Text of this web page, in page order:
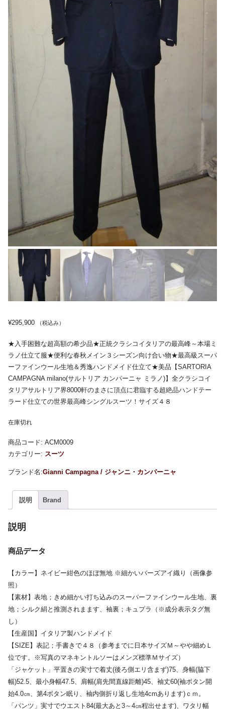
¥295,900 （税込み）
★入手困難な超高額の希少品★正統クラシコイタリアの最高峰～本場ミ
ラノ仕立て服★便利な春秋メイン３シーズン向け合い物★最高級スーパ
ーファインウール生地＆秀逸ハンドメイド仕立て★美品【SARTORIA
CAMPAGNA milano(サルトリア カンパーニャ ミラノ)】全クラシコイ
タリアサルトリア界8000軒のまさに頂点に君臨する超絶品ハンドテー
ラード仕立ての世界最高峰シングルスーツ！サイズ４８
在庫切れ
商品コード: ACM0009
カテゴリー: スーツ
Gianni Campagna / ジャンニ・カンパーニャ
説明 Brand
説明
商品データ
【カラー】ネイビー紺色のほぼ無地 ※細かいバーズアイ織り（画像参
照）
【素材】表地；きめ細かい打ち込みのスーパーファインウール生地、裏
地；シルク絹と推測されまます、袖裏；キュプラ（※成分表示タグ無
し）
【生産国】イタリア製ハンドメイド
【SIZE】表記；手書きで４８（参考までに日本サイズＭ～やや細めＬ
位です。※写真のマネキントルソーはメンズ標準Ｍサイズ）
「ジャケット」平置きの実寸で着丈(後ろ側エリ含まず)75、身幅(脇下
幅)52.5、最小身幅47.5、肩幅(肩先間直線距離)45、袖丈60(袖ボタン開
始4.0㎝、第4ボタン眠り、袖内側折り返し生地4cmあります)ｃｍ。
「パンツ」実寸でウエスト84(最大あと3～4㎝程出せます)、ワタリ幅